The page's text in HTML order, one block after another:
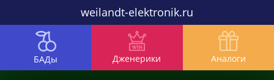
weilandt-elektronik.ru
БАДы Дженерики Аналоги